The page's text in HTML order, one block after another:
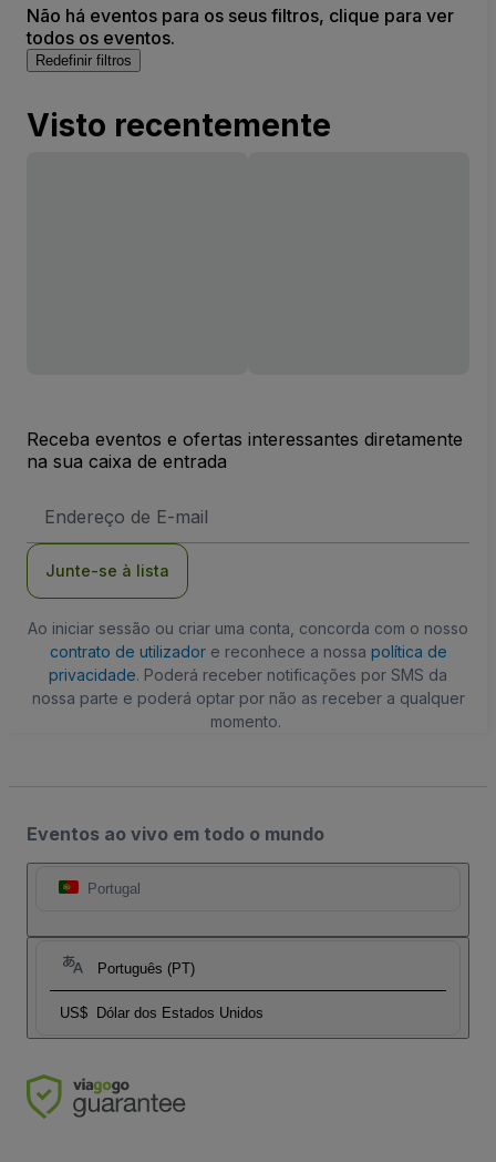
Não há eventos para os seus filtros, clique para ver
todos os eventos.
Redefinir filtros
Visto recentemente
Receba eventos e ofertas interessantes diretamente
na sua caixa de entrada
de
Junte-se à lista
Ao iniciar sessão ou criar uma conta, concorda com o nosso
contrato de utilizadore reconhece a nossa política de
privacidade. Poderá receber notificações por SMS da
nossa parte e poderá optar por não as receber a qualquer
momento.
Eventos ao vivo em todo o mundo
Portugal
Português (PT)
US$ Dólar dos Estados Unidos